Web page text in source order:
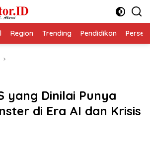
Region Trending Pendidikan
yang Dinilai Punya
di Era AI dan Krisis